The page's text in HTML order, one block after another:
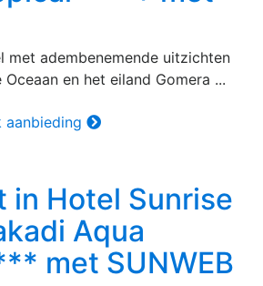
met adembenemende uitzichten
en het eiland Gomera ...
aanbieding
in Hotel Sunrise
Aqua
met SUNWEB